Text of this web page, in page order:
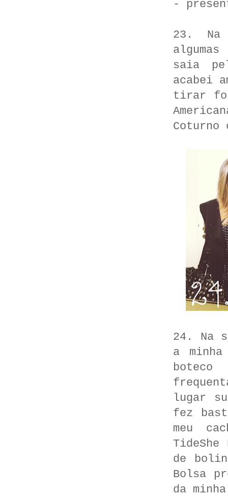
-
23. Na
saia
acabei
tirar
Coturno
24. Na
a minha
lugar
fez
meu
de
Bolsa
da